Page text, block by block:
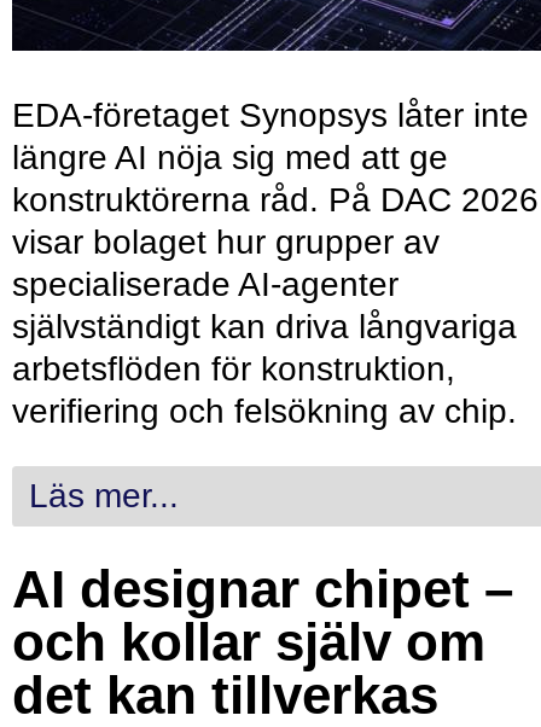
EDA-företaget Synopsys låter inte
längre AI nöja sig med att ge
konstruktörerna råd. På DAC 2026
visar bolaget hur grupper av
specialiserade AI-agenter
självständigt kan driva långvariga
arbetsflöden för konstruktion,
verifiering och felsökning av chip.
Läs mer...
AI designar chipet –
och kollar själv om
det kan tillverkas